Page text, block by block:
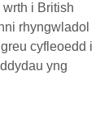
i British
rhyngwladol
cyfleoedd i
yng